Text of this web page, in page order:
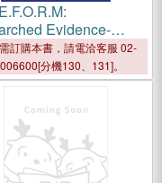
Evidence-
Formulated Objective
Material
訂購本書，請電洽客服 02-
分機130、131]。